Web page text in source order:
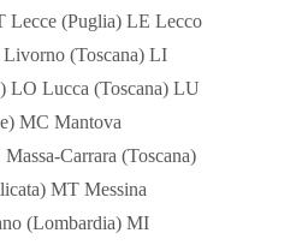
Lecce (Puglia) LE Lecco
(Toscana) LI
LO Lucca (Toscana) LU
MC Mantova
Carrara (Toscana)
MT Messina
(Lombardia) MI